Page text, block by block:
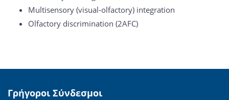
Multisensory (visual-olfactory) integration
Olfactory discrimination (2AFC)
Γρήγοροι Σύνδεσμοι